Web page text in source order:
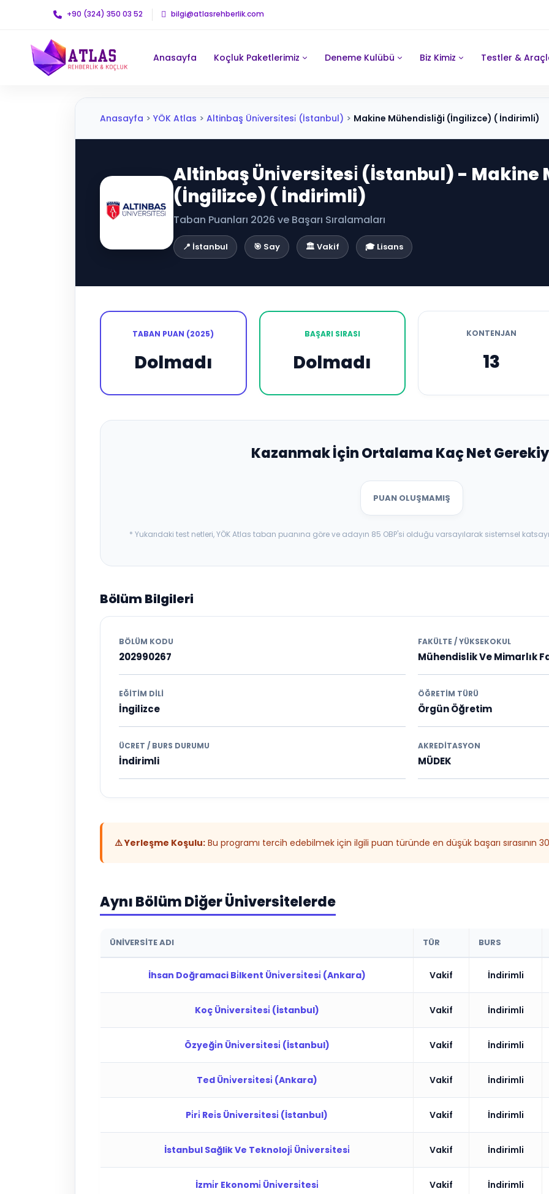
+90 (324) 350 03 52 bilgi@atlasrehberlik.com
Anasayfa Koçluk Paketlerimiz Deneme Kulübü Biz Kimiz Testler &
Anasayfa > YÖK Atlas > Altinbaş Üni̇versi̇tesi̇ (İstanbul) > Makine Mühendisliği (İngilizce) ( İndirimli)
Altinbaş Üni̇versi̇tesi̇ (İstanbul) - Makine
(İngilizce) ( İndirimli)
Taban Puanları 2026 ve Başarı Sıralamaları
📍 İstanbul 🎯 Say 🏛️ Vakif 🎓 Lisans
TABAN PUAN (2025)
Dolmadı
BAŞARI SIRASI
Dolmadı
KONTENJAN
13
Kazanmak İçin Ortalama Kaç Net
PUAN OLUŞMAMIŞ
* Yukarıdaki test netleri, YÖK Atlas taban puanına göre ve adayın 85 OBP'si olduğu varsayılarak sistemsel
Bölüm Bilgileri
BÖLÜM KODU
202990267
FAKÜLTE / YÜKSEKOKUL
Mühendislik Ve Mimarlık
EĞITIM DILI
İngilizce
ÖĞRETIM TÜRÜ
Örgün Öğretim
ÜCRET / BURS DURUMU
İndirimli
AKREDITASYON
MÜDEK
⚠️ Yerleşme Koşulu: Bu programı tercih edebilmek için ilgili puan türünde en düşük başarı sırasının
Aynı Bölüm Diğer Üniversitelerde
ÜNIVERSITE ADI TÜR BURS
İhsan Doğramaci Bi̇lkent Üni̇versi̇tesi̇ (Ankara) Vakif İndirimli
Koç Üni̇versi̇tesi̇ (İstanbul) Vakif İndirimli
Özyeği̇n Üni̇versi̇tesi̇ (İstanbul) Vakif İndirimli
Ted Üni̇versi̇tesi̇ (Ankara) Vakif İndirimli
Pi̇ri̇ Rei̇s Üni̇versi̇tesi̇ (İstanbul) Vakif İndirimli
İstanbul Sağlik Ve Teknoloji̇ Üni̇versi̇tesi̇ Vakif İndirimli
İzmi̇r Ekonomi̇ Üni̇versi̇tesi̇ Vakif İndirimli